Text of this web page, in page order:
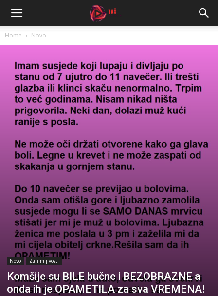
Home Novo
Novo Zanimljivosti
Komšije su BILE bučne i BEZOBRAZNE a
onda ih je OPAMETILA za sva VREMENA!